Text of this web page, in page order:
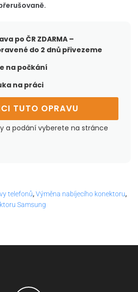
po ČRZDARMA –
do 2 dnů přivezeme
na počkání
na práci
TUTO OPRAVU
a podání vyberete na stránce
telefonů,Výměna nabíjecího konektoru,
Samsung